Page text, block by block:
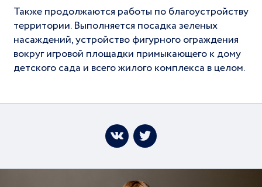
Также продолжаются работы по благоустройству
территории. Выполняется посадка зеленых
насаждений, устройство фигурного ограждения
вокруг игровой площадки примыкающего к дому
детского сада и всего жилого комплекса в целом.